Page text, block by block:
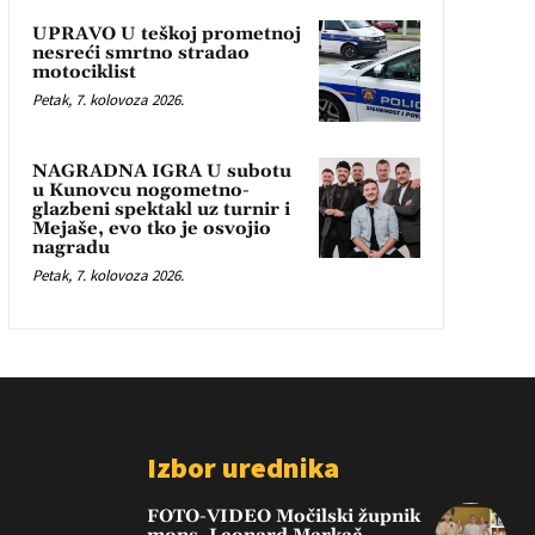
UPRAVO U teškoj prometnoj
nesreći smrtno stradao
motociklist
Petak, 7. kolovoza 2026.
NAGRADNA IGRA U subotu
u Kunovcu nogometno-
glazbeni spektakl uz turnir i
Mejaše, evo tko je osvojio
nagradu
Petak, 7. kolovoza 2026.
Izbor urednika
FOTO-VIDEO Močilski župnik